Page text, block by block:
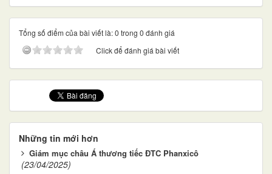
Tổng số điểm của bài viết là: 0 trong 0 đánh giá
Click để đánh giá bài viết
Những tin mới hơn
Giám mục châu Á thương tiếc ĐTC Phanxicô
(23/04/2025)